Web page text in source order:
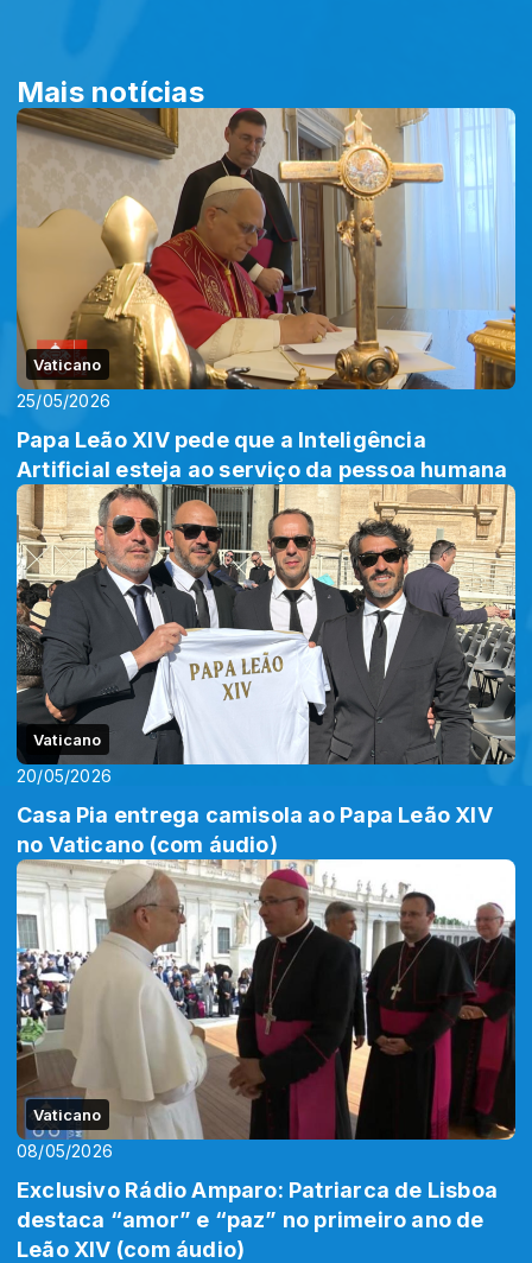
Mais notícias
Vaticano
25/05/2026
Papa Leão XIV pede que a Inteligência
Artificial esteja ao serviço da pessoa humana
Vaticano
20/05/2026
Casa Pia entrega camisola ao Papa Leão XIV
no Vaticano (com áudio)
Vaticano
08/05/2026
Exclusivo Rádio Amparo: Patriarca de Lisboa
destaca “amor” e “paz” no primeiro ano de
Leão XIV (com áudio)